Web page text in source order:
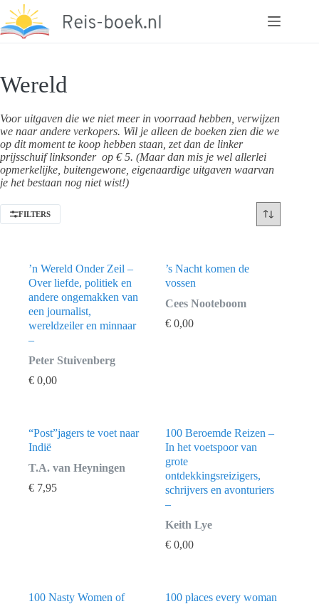
naar
de
Wereld
Voor uitgaven die we niet meer in voorraad hebben, verwijzen
we naar andere verkopers. Wil je alleen de boeken zien die we
op dit moment te koop hebben staan, zet dan de linker
prijsschuif linksonder op € 5. (Maar dan mis je wel allerlei
opmerkelijke, buitengewone, eigenaardige uitgaven waarvan
je het bestaan nog niet wist!)
FILTERS
’n Wereld Onder Zeil –
Over liefde, politiek en
andere ongemakken van
een journalist,
wereldzeiler en minnaar
–
Peter Stuivenberg
€ 0,00
’s Nacht komen de
vossen
Cees Nooteboom
€ 0,00
“Post”jagers te voet naar
Indië
T.A. van Heyningen
€ 7,95
100 Beroemde Reizen –
In het voetspoor van
grote
ontdekkingsreizigers,
schrijvers en avonturiers
–
Keith Lye
€ 0,00
100 Nasty Women of
100 places every woman